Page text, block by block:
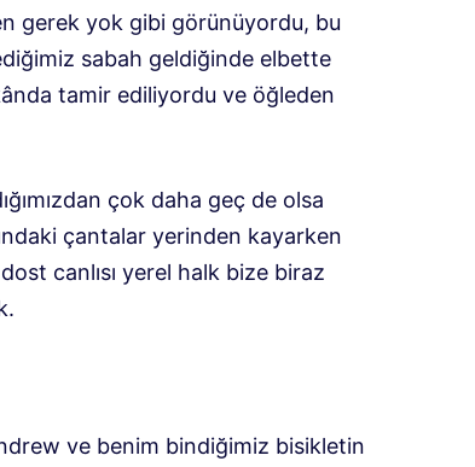
gerek yok gibi görünüyordu, bu
sabah geldiğinde elbette
tamir ediliyordu ve öğleden
çok daha geç de olsa
çantalar yerinden kayarken
canlısı yerel halk bize biraz
ve benim bindiğimiz bisikletin